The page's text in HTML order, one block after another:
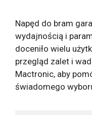
Napęd do bram
wydajnością i
doceniło wielu
przegląd zalet i
Mactronic, aby
świadomego